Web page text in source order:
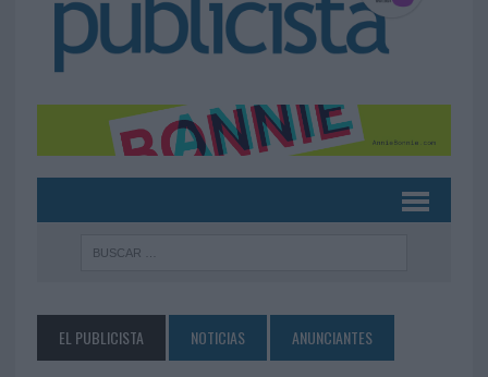
EL PUBLICISTA NOTICIAS ANUNCIANTES